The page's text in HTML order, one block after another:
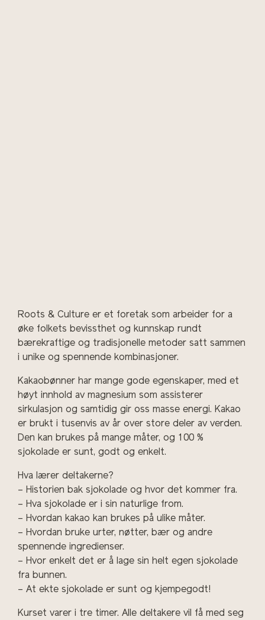
Roots & Culture er et foretak som arbeider for a
øke folkets bevissthet og kunnskap rundt
bærekraftige og tradisjonelle metoder satt sammen
i unike og spennende kombinasjoner.
Kakaobønner har mange gode egenskaper, med et
høyt innhold av magnesium som assisterer
sirkulasjon og samtidig gir oss masse energi. Kakao
er brukt i tusenvis av år over store deler av verden.
Den kan brukes på mange måter, og 100 %
sjokolade er sunt, godt og enkelt.
Hva lærer deltakerne?
– Historien bak sjokolade og hvor det kommer fra.
– Hva sjokolade er i sin naturlige from.
– Hvordan kakao kan brukes på ulike måter.
– Hvordan bruke urter, nøtter, bær og andre
spennende ingredienser.
– Hvor enkelt det er å lage sin helt egen sjokolade
fra bunnen.
– At ekte sjokolade er sunt og kjempegodt!
Kurset varer i tre timer. Alle deltakere vil få med seg